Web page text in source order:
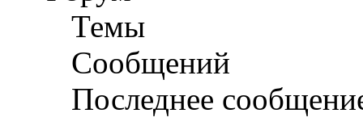
Темы
Сообщений
Последнее